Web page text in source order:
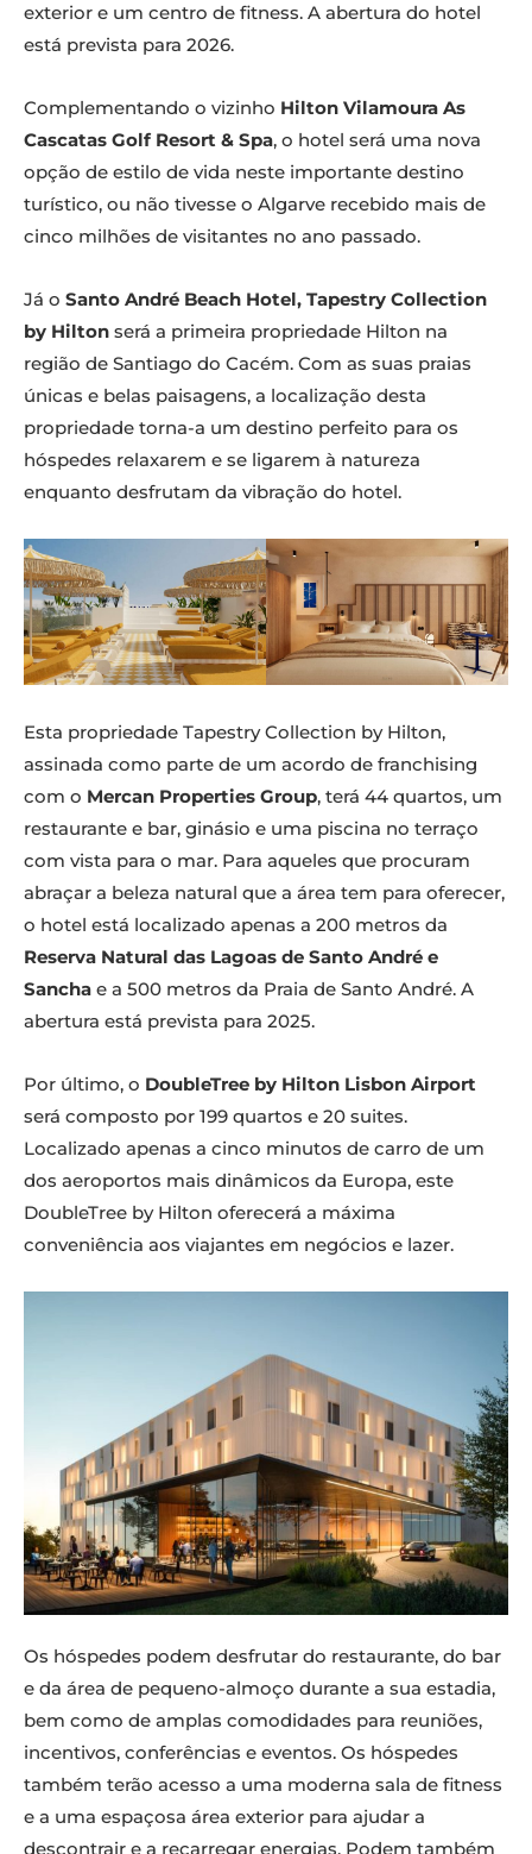
exterior e um centro de fitness. A abertura do hotel
está prevista para 2026.
Complementando o vizinho Hilton Vilamoura As
Cascatas Golf Resort & Spa, o hotel será uma nova
opção de estilo de vida neste importante destino
turístico, ou não tivesse o Algarve recebido mais de
cinco milhões de visitantes no ano passado.
Já o Santo André Beach Hotel, Tapestry Collection
by Hilton será a primeira propriedade Hilton na
região de Santiago do Cacém. Com as suas praias
únicas e belas paisagens, a localização desta
propriedade torna-a um destino perfeito para os
hóspedes relaxarem e se ligarem à natureza
enquanto desfrutam da vibração do hotel.
Esta propriedade Tapestry Collection by Hilton,
assinada como parte de um acordo de franchising
com o Mercan Properties Group, terá 44 quartos, um
restaurante e bar, ginásio e uma piscina no terraço
com vista para o mar. Para aqueles que procuram
abraçar a beleza natural que a área tem para oferecer,
o hotel está localizado apenas a 200 metros da
Reserva Natural das Lagoas de Santo André e
Sancha e a 500 metros da Praia de Santo André. A
abertura está prevista para 2025.
Por último, o DoubleTree by Hilton Lisbon Airport
será composto por 199 quartos e 20 suites.
Localizado apenas a cinco minutos de carro de um
dos aeroportos mais dinâmicos da Europa, este
DoubleTree by Hilton oferecerá a máxima
conveniência aos viajantes em negócios e lazer.
Os hóspedes podem desfrutar do restaurante, do bar
e da área de pequeno-almoço durante a sua estadia,
bem como de amplas comodidades para reuniões,
incentivos, conferências e eventos. Os hóspedes
também terão acesso a uma moderna sala de fitness
e a uma espaçosa área exterior para ajudar a
descontrair e a recarregar energias. Podem também